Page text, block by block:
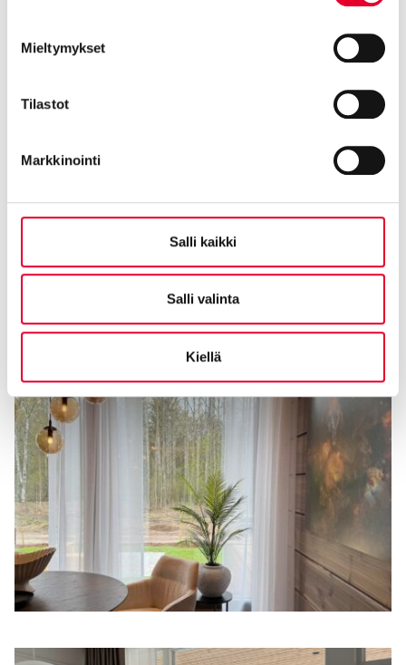
Mieltymykset
Tilastot
Markkinointi
Salli kaikki
Salli valinta
Kiellä